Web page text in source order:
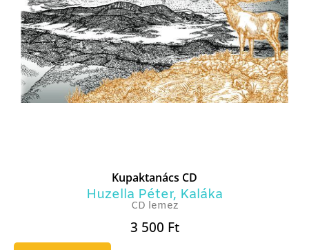
Kupaktanács CD
Huzella Péter, Kaláka
CD lemez
3 500 Ft